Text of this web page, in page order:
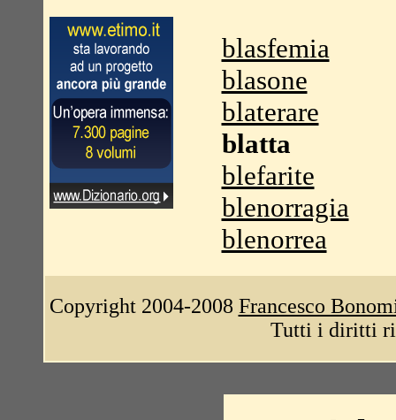
blasfemia
blasone
blaterare
blatta
blefarite
blenorragia
blenorrea
Copyright 2004-2008 Francesco
Tutti i diritti